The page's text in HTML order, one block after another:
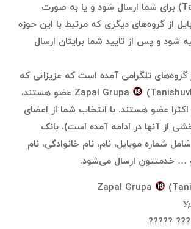
(Tanishuvlar Chat) برای شما ارسال شود و یا به صورت
از گروه‌های دیگری که مرتبط با این حوزه
شود و پس از تایید شما برایتان ارسال
گروه‌های تلگرامی آمده است که عزیزانی که
(Tanishuvlar Chat) عضو هستند،
اکثرا عضو هستند. با انتخاب شما از اعضای
از آنها در ادامه آمده است)، بانک
شماره موبایل، نام، نام خانوادگی، نام
و … خدمتتون ارسال می‌شود.
Zapal Grupa
‌???? ?????